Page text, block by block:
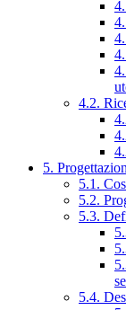
4.2.
5.
5.1.
5.2.
5.3.
5.4.